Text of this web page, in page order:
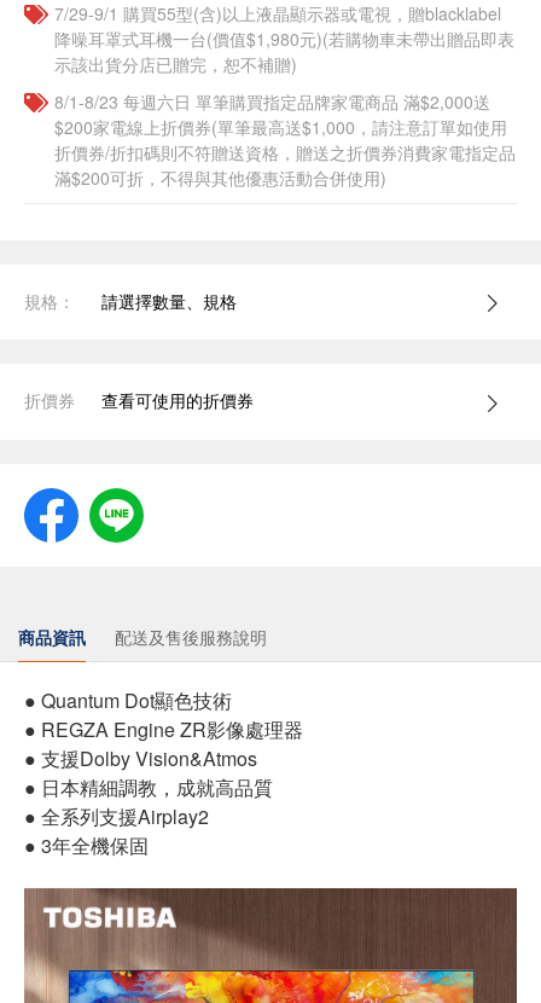
7/29-9/1 購買55型(含)以上液晶顯示器或電視，贈blacklabel
降噪耳罩式耳機一台(價值$1,980元)(若購物車未帶出贈品即表
示該出貨分店已贈完，恕不補贈)
8/1-8/23 每週六日 單筆購買指定品牌家電商品 滿$2,000送
$200家電線上折價券(單筆最高送$1,000，請注意訂單如使用
折價券/折扣碼則不符贈送資格，贈送之折價券消費家電指定品
滿$200可折，不得與其他優惠活動合併使用)
規格： 請選擇數量、規格
折價券 查看可使用的折價券
商品資訊 配送及售後服務說明
● Quantum Dot顯色技術
● REGZA Engine ZR影像處理器
● 支援Dolby Vision&Atmos
● 日本精細調教，成就高品質
● 全系列支援Airplay2
● 3年全機保固